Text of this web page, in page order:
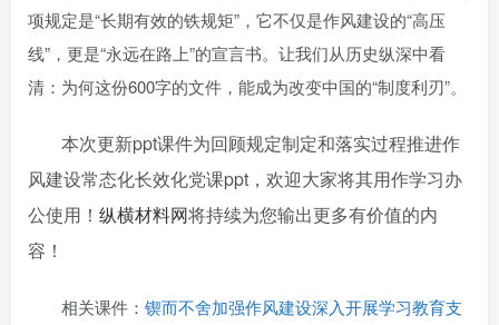
项规定是“长期有效的铁规矩”，它不仅是作风建设的“高压
线”，更是“永远在路上”的宣言书。让我们从历史纵深中看
清：为何这份600字的文件，能成为改变中国的“制度利刃”。
本次更新ppt课件为回顾规定制定和落实过程推进作
风建设常态化长效化党课ppt，欢迎大家将其用作学习办
公使用！ 纵横材料网将持续为您输出更多有价值的内
容！
相关课件： 锲而不舍加强作风建设深入开展学习教育支